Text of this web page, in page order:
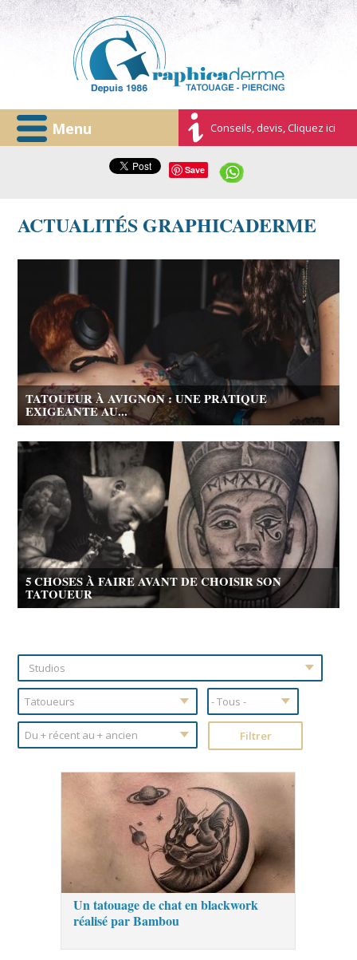
Menu Conseils, devis, Cliquez ici
Save
ACTUALITÉS GRAPHICADERME
TATOUEUR À AVIGNON : UNE PRATIQUE
EXIGEANTE AU...
5 CHOSES À FAIRE AVANT DE CHOISIR SON
TATOUEUR
Un tatouage de chat en blackwork
réalisé par Bambou